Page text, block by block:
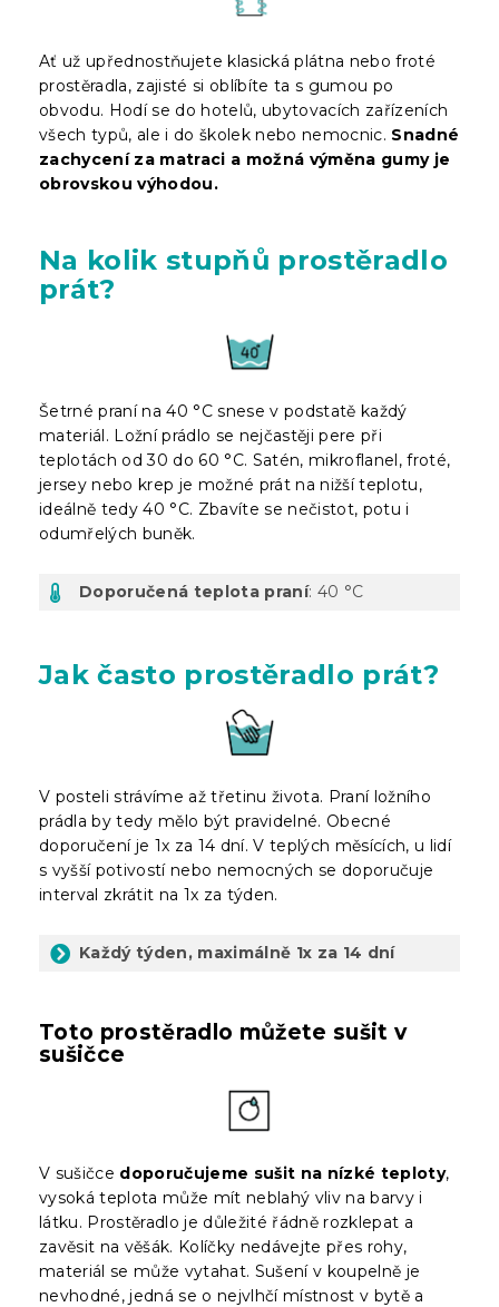
Ať už upřednostňujete klasická plátna nebo froté
prostěradla, zajisté si oblíbíte ta s gumou po
obvodu. Hodí se do hotelů, ubytovacích zařízeních
všech typů, ale i do školek nebo nemocnic. Snadné
zachycení za matraci a možná výměna gumy je
obrovskou výhodou.
Na kolik stupňů prostěradlo
prát?
Šetrné praní na 40 °C snese v podstatě každý
materiál. Ložní prádlo se nejčastěji pere při
teplotách od 30 do 60 °C. Satén, mikroflanel, froté,
jersey nebo krep je možné prát na nižší teplotu,
ideálně tedy 40 °C. Zbavíte se nečistot, potu i
odumřelých buněk.
Doporučená teplota praní: 40 °C
Jak často prostěradlo prát?
V posteli strávíme až třetinu života. Praní ložního
prádla by tedy mělo být pravidelné. Obecné
doporučení je 1x za 14 dní. V teplých měsících, u lidí
s vyšší potivostí nebo nemocných se doporučuje
interval zkrátit na 1x za týden.
Každý týden, maximálně 1x za 14 dní
Toto prostěradlo můžete sušit v
sušičce
V sušičce doporučujeme sušit na nízké teploty,
vysoká teplota může mít neblahý vliv na barvy i
látku. Prostěradlo je důležité řádně rozklepat a
zavěsit na věšák. Kolíčky nedávejte přes rohy,
materiál se může vytahat. Sušení v koupelně je
nevhodné, jedná se o nejvlhčí místnost v bytě a